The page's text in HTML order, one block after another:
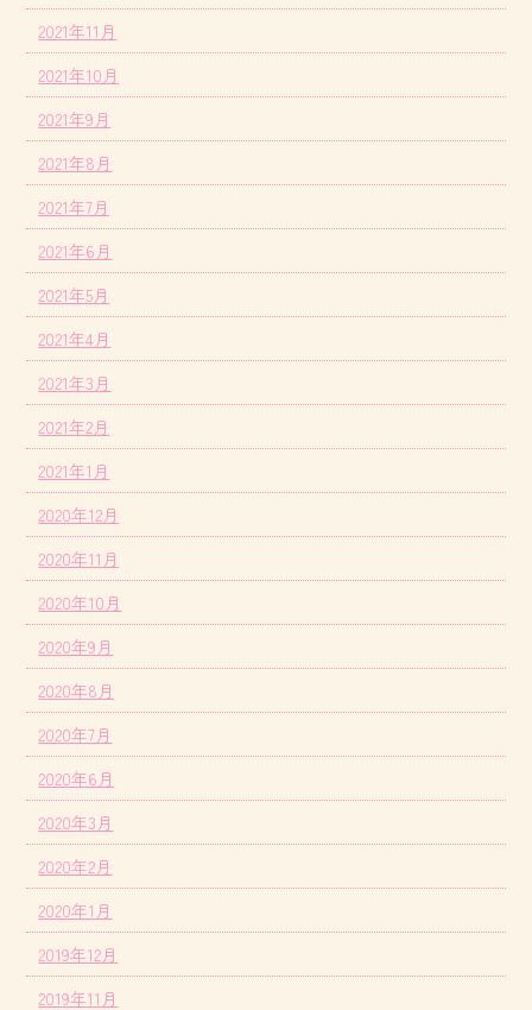
2021年11月
2021年10月
2021年9月
2021年8月
2021年7月
2021年6月
2021年5月
2021年4月
2021年3月
2021年2月
2021年1月
2020年12月
2020年11月
2020年10月
2020年9月
2020年8月
2020年7月
2020年6月
2020年3月
2020年2月
2020年1月
2019年12月
2019年11月